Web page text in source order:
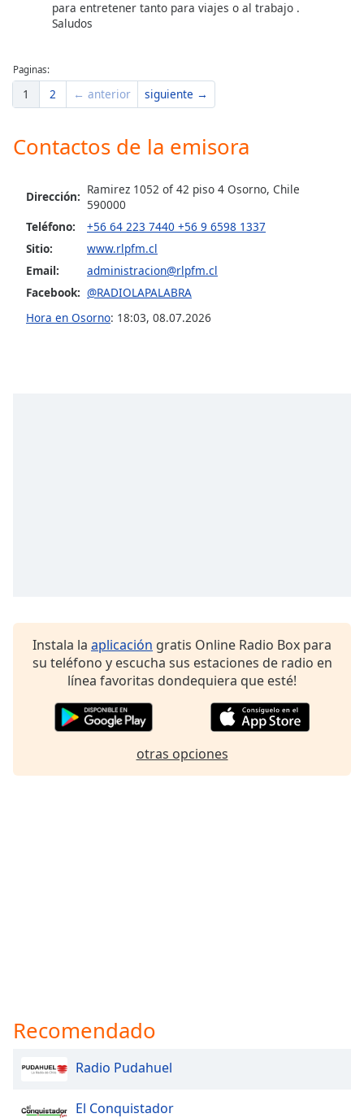
Caption
Area
Color
Edge
para entretener tanto para viajes o al trabajo .
Saludos
Paginas:
1 2 ← anterior siguiente →
Contactos de la emisora
Dirección: Ramirez 1052 of 42 piso 4 Osorno, Chile
590000
Teléfono:
+56 64 223 7440 +56 9 6598 1337
Sitio:
www.rlpfm.cl
Email:
administracion@rlpfm.cl
Facebook: @RADIOLAPALABRA
Hora en Osorno: 18:03, 08.07.2026
Instala la aplicación gratis Online Radio Box para
su teléfono y escucha sus estaciones de radio en
línea favoritas dondequiera que esté!
otras opciones
Recomendado
Radio Pudahuel
El Conquistador